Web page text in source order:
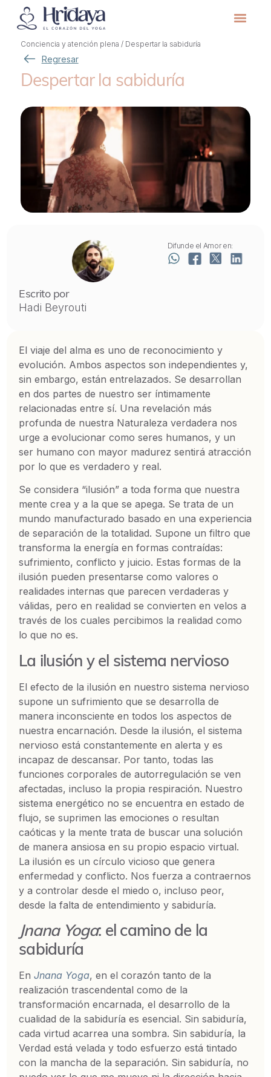
Conciencia y atención plena / Despertar la sabiduría
Regresar
Despertar la sabiduría
Escrito por
Hadi Beyrouti
Difunde el Amor en:
El viaje del alma es uno de reconocimiento y
evolución. Ambos aspectos son independientes y,
sin embargo, están entrelazados. Se desarrollan
en dos partes de nuestro ser íntimamente
relacionadas entre sí. Una revelación más
profunda de nuestra Naturaleza verdadera nos
urge a evolucionar como seres humanos, y un
ser humano con mayor madurez sentirá atracción
por lo que es verdadero y real.
Se considera “ilusión” a toda forma que nuestra
mente crea y a la que se apega. Se trata de un
mundo manufacturado basado en una experiencia
de separación de la totalidad. Supone un filtro que
transforma la energía en formas contraídas:
sufrimiento, conflicto y juicio. Estas formas de la
ilusión pueden presentarse como valores o
realidades internas que parecen verdaderas y
válidas, pero en realidad se convierten en velos a
través de los cuales percibimos la realidad como
lo que no es.
La ilusión y el sistema nervioso
El efecto de la ilusión en nuestro sistema nervioso
supone un sufrimiento que se desarrolla de
manera inconsciente en todos los aspectos de
nuestra encarnación. Desde la ilusión, el sistema
nervioso está constantemente en alerta y es
incapaz de descansar. Por tanto, todas las
funciones corporales de autorregulación se ven
afectadas, incluso la propia respiración. Nuestro
sistema energético no se encuentra en estado de
flujo, se suprimen las emociones o resultan
caóticas y la mente trata de buscar una solución
de manera ansiosa en su propio espacio virtual.
La ilusión es un círculo vicioso que genera
enfermedad y conflicto. Nos fuerza a contraernos
y a controlar desde el miedo o, incluso peor,
desde la falta de entendimiento y sabiduría.
Jnana Yoga: el camino de la
sabiduría
EnJnana Yoga, en el corazón tanto de la
realización trascendental como de la
transformación encarnada, el desarrollo de la
cualidad de la sabiduría es esencial. Sin sabiduría,
cada virtud acarrea una sombra. Sin sabiduría, la
Verdad está velada y todo esfuerzo está tintado
con la mancha de la separación. Sin sabiduría, no